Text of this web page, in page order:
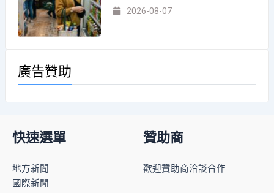
2026-08-07
廣告贊助
快速選單
地方新聞
國際新聞
贊助商
歡迎贊助商洽談合作